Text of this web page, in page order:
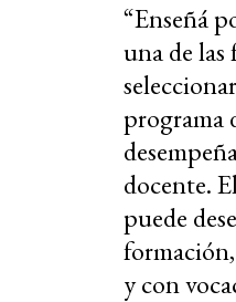
“Enseñá
una de las
programa
docente.
puede
y con